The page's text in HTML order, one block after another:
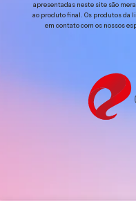
apresentadas neste site são
ao produto final. Os produtos da
em contato com os nossos